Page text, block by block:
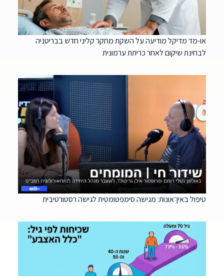
או-מד מדיקל מודיעה על השקת מחקר קליני חדש בבריטניה
לבחינת שיקום לאחר כריתת ערמונית
טיפול באין־אונות: מגישה סימפטומטית לגישה רסטורטיבית